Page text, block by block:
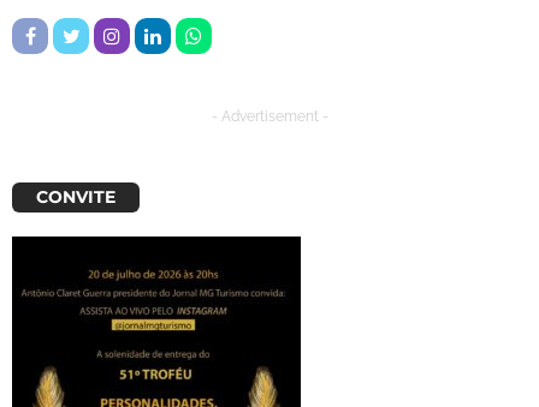
- Advertisement -
CONVITE